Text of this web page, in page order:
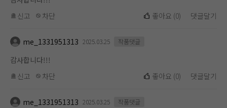
신고
차단 좋아요 (0) 댓글달기
me_1331951313 2025.03.25 작품댓글
감사합니다!!!
신고
차단 좋아요 (0) 댓글달기
me_1331951313 2025.03.25 작품댓글